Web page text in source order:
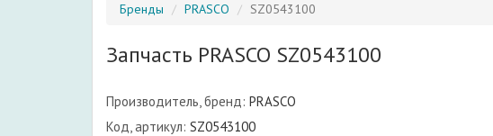
Бренды PRASCO SZ0543100
Запчасть PRASCO SZ0543100
Производитель, бренд: PRASCO
Код, артикул: SZ0543100